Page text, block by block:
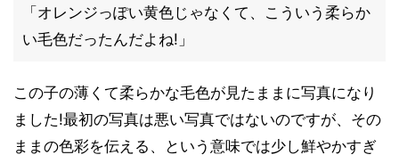
「オレンジっぽい黄色じゃなくて、こういう柔らか
い毛色だったんだよね!」
この子の薄くて柔らかな毛色が見たままに写真になり
ました!最初の写真は悪い写真ではないのですが、その
ままの色彩を伝える、という意味では少し鮮やかすぎ